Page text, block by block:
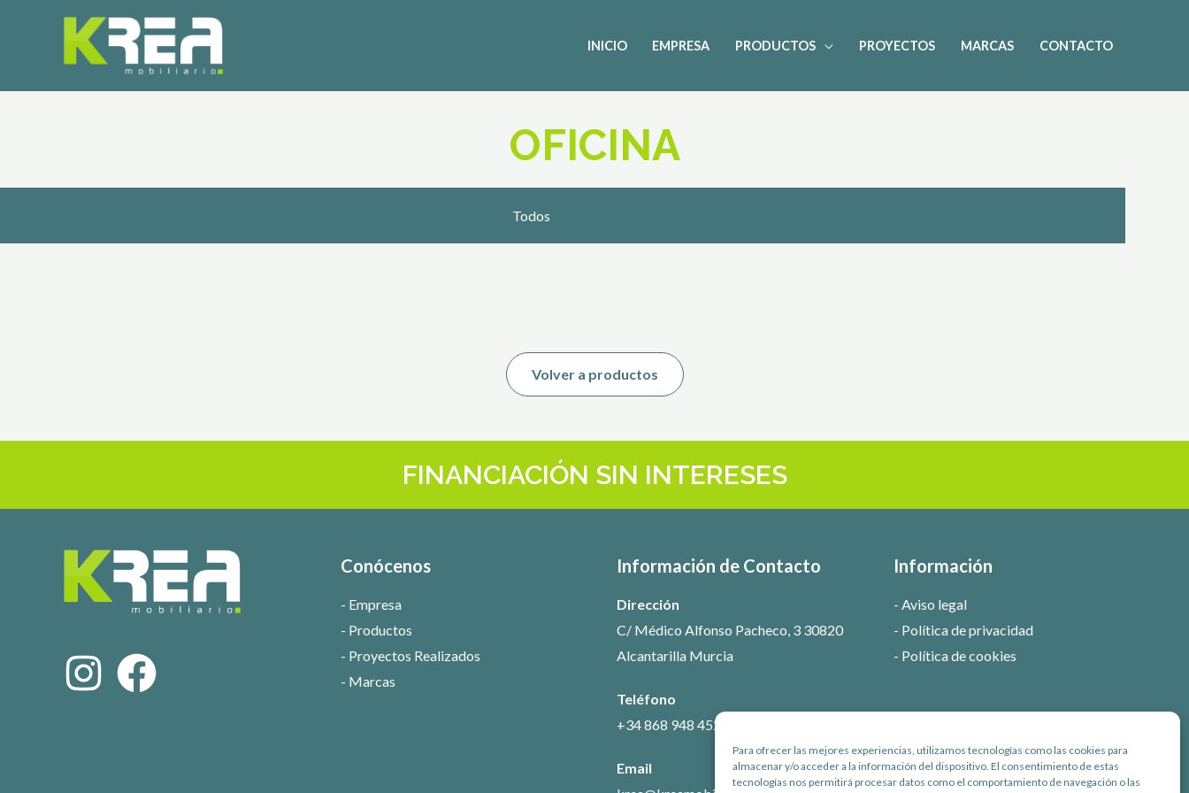
Para ofrecer las mejores experiencias, utilizamos tecnologías como las cookies para
almacenar y/o acceder a la información del dispositivo. El consentimiento de estas
tecnologías nos permitirá procesar datos como el comportamiento de navegación o las
INICIO EMPRESA PRODUCTOS PROYECTOS MARCAS CONTACTO
OFICINA
Todos
Volver a productos
FINANCIACIÓN SIN INTERESES
Conócenos
Empresa
Productos
Proyectos Realizados
Marcas
Información de Contacto
Dirección
C/ Médico Alfonso Pacheco, 3 30820
Alcantarilla Murcia
Teléfono
+34 868 948 452
Email
Información
Aviso legal
Política de privacidad
Política de cookies